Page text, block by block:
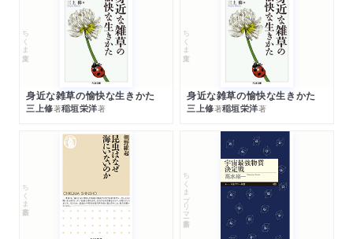
ちくま文庫
身近な雑草の愉快な生きかた
三上修著稲垣栄洋著
ちくま文庫
身近な雑草の愉快な生きかた
三上修著稲垣栄洋著
ちくま新書 ちくまプリマー新書